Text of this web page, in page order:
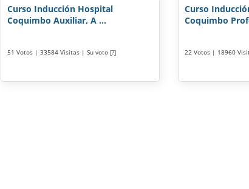
Curso Inducción Hospital
Coquimbo Auxiliar, A ...
51 Votos | 33584 Visitas | Su voto [?]
Curso
Coquimbo
22 Votos | 18960